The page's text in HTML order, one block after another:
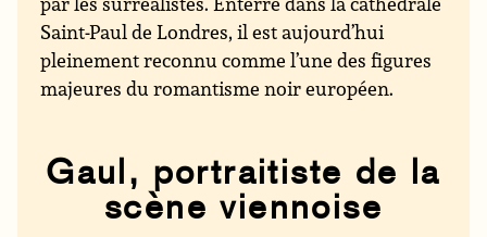
Saint-Paul de Londres, il est aujourd’hui
pleinement reconnu comme l’une des figures
majeures du romantisme noir européen.
Gaul, portraitiste de la
scène viennoise